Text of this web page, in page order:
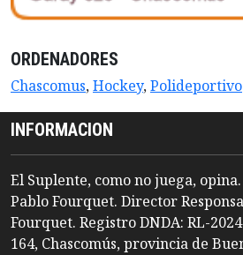
ORDENADORES
Chascomus,Hockey,Polideportivo
INFORMACION
El Suplente, como no juega,
Pablo Fourquet. Director
Fourquet. Registro DNDA: RL-
164, Chascomús, provincia de